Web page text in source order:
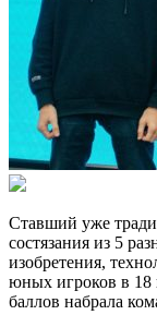
Ставший уже
состязания из 5
изобретения,
юных игроков в 18
баллов набрала